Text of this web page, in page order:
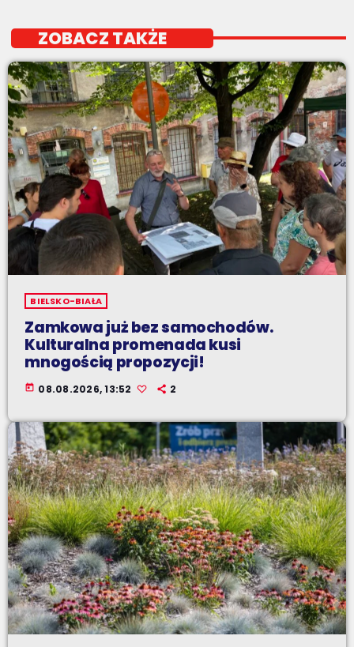
ZOBACZ TAKŻE
BIELSKO-BIAŁA
Zamkowa już bez samochodów.
Kulturalna promenada kusi
mnogością propozycji!
today 08.08.2026, 13:52 2